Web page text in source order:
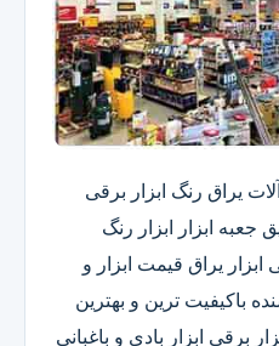
یراق رنگ ابزار برقی
جعبه ابزار ابزار رنگ
ابزار یراق قیمت ابزار و
باکیفیت ترین و بهترین
برقی ابزار بادی و باغبانی